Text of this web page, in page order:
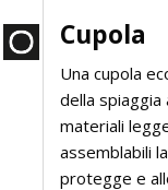
Cupola
Una cupola
della spiaggia
materiali
assemblabili
protegge e